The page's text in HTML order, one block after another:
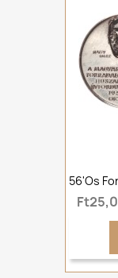
56'os